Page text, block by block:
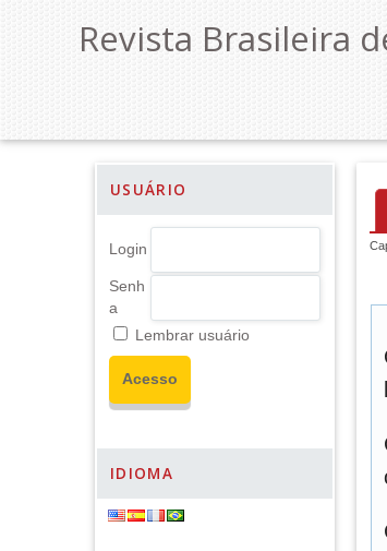
Revista Brasileira
USUÁRIO
Login
Senh
a
Lembrar usuário
IDIOMA